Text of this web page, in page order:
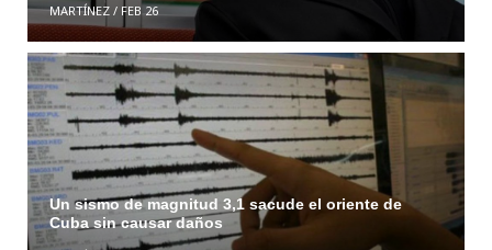
MARTÍNEZ/ FEB 26
Un sismo de magnitud 3,1 sacude el oriente de
Cuba sin causar daños